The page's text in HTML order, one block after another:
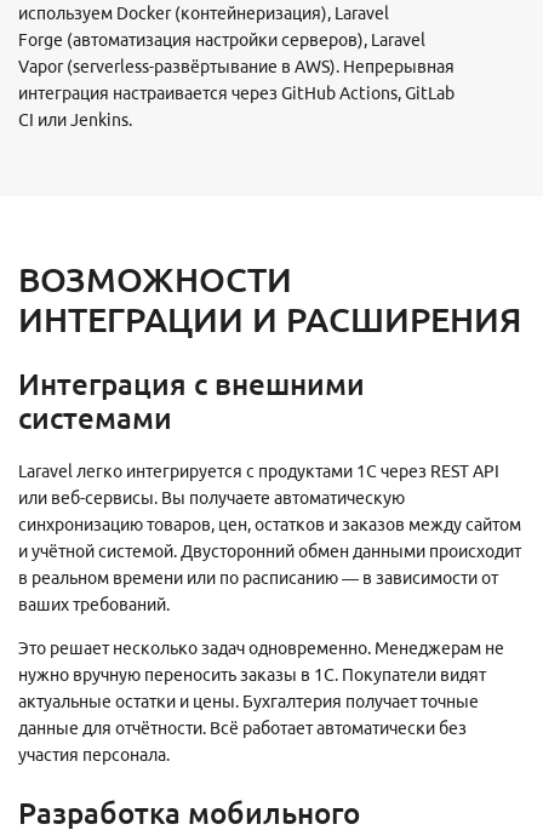
используем Docker (контейнеризация), Laravel
Forge (автоматизация настройки серверов), Laravel
Vapor (serverless-развёртывание в AWS). Непрерывная
интеграция настраивается через GitHub Actions, GitLab
CI или Jenkins.
ВОЗМОЖНОСТИ
ИНТЕГРАЦИИ И РАСШИРЕНИЯ
Интеграция с внешними
системами
Laravel легко интегрируется с продуктами 1С через REST API
или веб-сервисы. Вы получаете автоматическую
синхронизацию товаров, цен, остатков и заказов между сайтом
и учётной системой. Двусторонний обмен данными происходит
в реальном времени или по расписанию — в зависимости от
ваших требований.
Это решает несколько задач одновременно. Менеджерам не
нужно вручную переносить заказы в 1С. Покупатели видят
актуальные остатки и цены. Бухгалтерия получает точные
данные для отчётности. Всё работает автоматически без
участия персонала.
Разработка мобильного
Тарифы и цены
Тариф «Лиды / CPA»
За рубежом
SEO-аудит сайта
Разовые работы
На 1С-Битрикс
Доработка сайта
Юзабилити-аудит
Интернет-магазин
Тарифы и цены
Коллтрекинг
Таргетированная реклама